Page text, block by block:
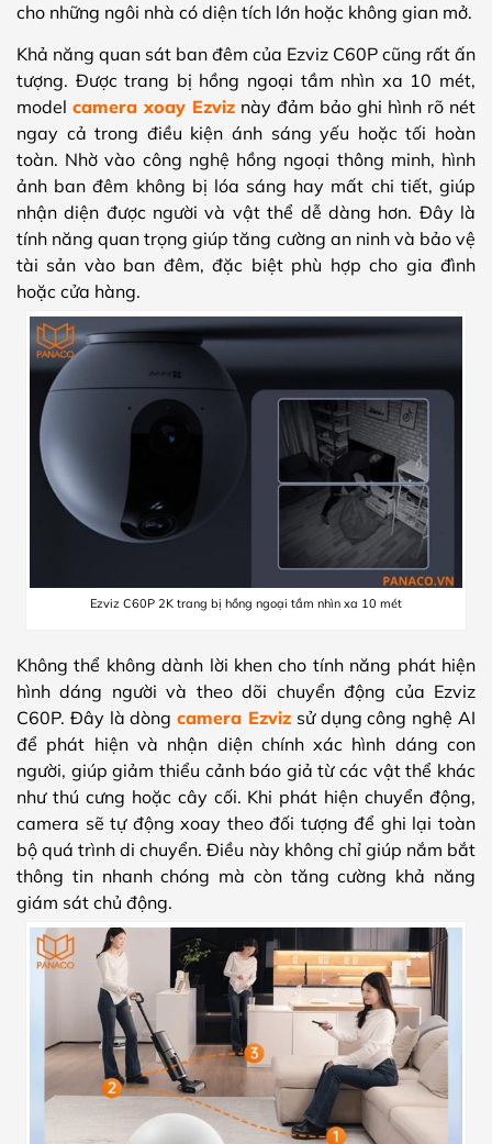
cho những ngôi nhà có diện tích lớn hoặc không gian mở.
Khả năng quan sát ban đêm của Ezviz C60P cũng rất ấn
tượng. Được trang bị hồng ngoại tầm nhìn xa 10 mét,
model camera xoay Ezviz này đảm bảo ghi hình rõ nét
ngay cả trong điều kiện ánh sáng yếu hoặc tối hoàn
toàn. Nhờ vào công nghệ hồng ngoại thông minh, hình
ảnh ban đêm không bị lóa sáng hay mất chi tiết, giúp
nhận diện được người và vật thể dễ dàng hơn. Đây là
tính năng quan trọng giúp tăng cường an ninh và bảo vệ
tài sản vào ban đêm, đặc biệt phù hợp cho gia đình
hoặc cửa hàng.
Ezviz C60P 2K trang bị hồng ngoại tầm nhìn xa 10 mét
Không thể không dành lời khen cho tính năng phát hiện
hình dáng người và theo dõi chuyển động của Ezviz
C60P. Đây là dòngcamera Ezviz sử dụng công nghệ AI
để phát hiện và nhận diện chính xác hình dáng con
người, giúp giảm thiểu cảnh báo giả từ các vật thể khác
như thú cưng hoặc cây cối. Khi phát hiện chuyển động,
camera sẽ tự động xoay theo đối tượng để ghi lại toàn
bộ quá trình di chuyển. Điều này không chỉ giúp nắm bắt
thông tin nhanh chóng mà còn tăng cường khả năng
giám sát chủ động.